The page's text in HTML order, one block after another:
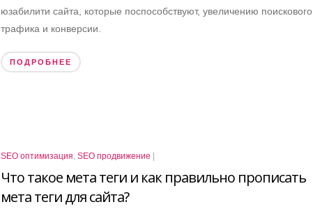
юзабилити сайта, которые поспособствуют, увеличению поискового
трафика и конверсии.
ПОДРОБНЕЕ
SEO оптимизация ,SEO продвижение |
Что такое мета теги и как правильно прописать
мета теги для сайта?